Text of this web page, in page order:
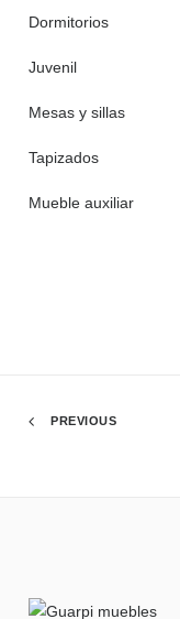
Dormitorios
Juvenil
Mesas y sillas
Tapizados
Mueble auxiliar
PREVIOUS